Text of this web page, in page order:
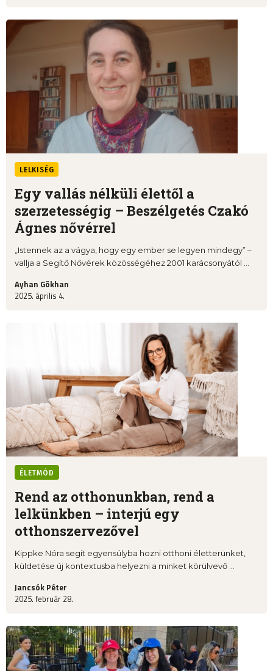
LELKISÉG
Egy vallás nélküli élettől a
szerzetességig – Beszélgetés Czakó
Ágnes nővérrel
„Istennek az a vágya, hogy egy ember se legyen mindegy” –
vallja a Segítő Nővérek közösségéhez 2001 karácsonyától ...
Ayhan Gökhan
2025. április 4.
ÉLETMÓD
Rend az otthonunkban, rend a
lelkünkben – interjú egy
otthonszervezővel
Kippke Nóra segít egyensúlyba hozni otthoni életterünket,
küldetése új kontextusba helyezni a minket körülvevő ...
Jancsók Péter
2025. február 28.